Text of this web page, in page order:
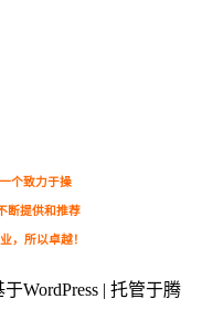
个致力于操
断提供和推荐
，所以卓越！
于WordPress | 托管于腾